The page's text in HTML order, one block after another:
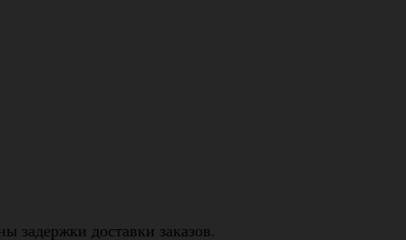
задержки доставки заказов.